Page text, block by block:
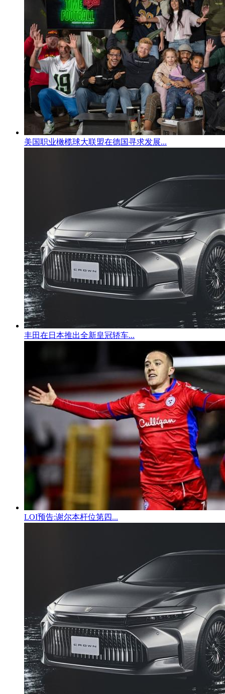
美国职业橄榄球大联盟在德国寻求发展...
丰田在日本推出全新皇冠轿车...
LOI预告:谢尔本杆位第四...